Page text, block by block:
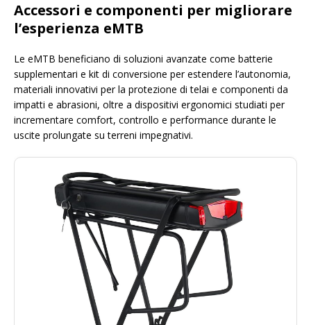
Accessori e componenti per migliorare
l’esperienza eMTB
Le eMTB beneficiano di soluzioni avanzate come batterie
supplementari e kit di conversione per estendere l’autonomia,
materiali innovativi per la protezione di telai e componenti da
impatti e abrasioni, oltre a dispositivi ergonomici studiati per
incrementare comfort, controllo e performance durante le
uscite prolungate su terreni impegnativi.